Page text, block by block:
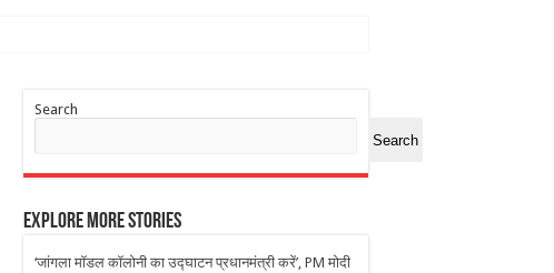
Search
Search
Explore More Stories
‘जांगला मॉडल कॉलोनी का उद्घाटन प्रधानमंत्री करें’, PM मोदी